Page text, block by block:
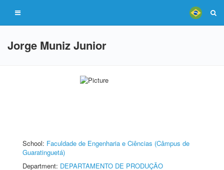
Jorge Muniz Junior
School: Faculdade de Engenharia e Ciências (Câmpus de
Guaratinguetá)
Department: DEPARTAMENTO DE PRODUÇÃO